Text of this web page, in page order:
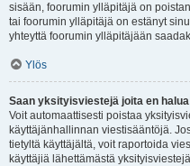
sisään, foorumin ylläpitäjä on
tai foorumin ylläpitäjä on estänyt
yhteyttä foorumin ylläpitäjään
Ylös
Saan yksityisviestejä joita en
Voit automaattisesti poistaa
käyttäjänhallinnan viestisääntöjä.
tietyltä käyttäjältä, voit raportoida
käyttäjiä lähettämästä